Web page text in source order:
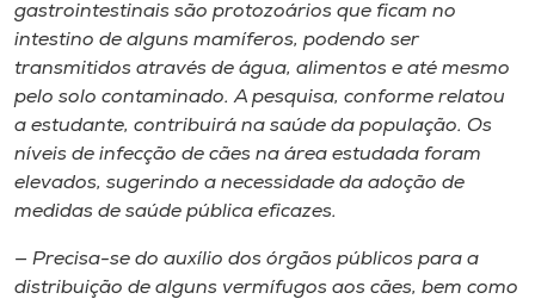
gastrointestinais são protozoários que ficam no
intestino de alguns mamíferos, podendo ser
transmitidos através de água, alimentos e até mesmo
pelo solo contaminado. A pesquisa, conforme relatou
a estudante, contribuirá na saúde da população. Os
níveis de infecção de cães na área estudada foram
elevados, sugerindo a necessidade da adoção de
medidas de saúde pública eficazes.
— Precisa-se do auxílio dos órgãos públicos para a
distribuição de alguns vermífugos aos cães, bem como